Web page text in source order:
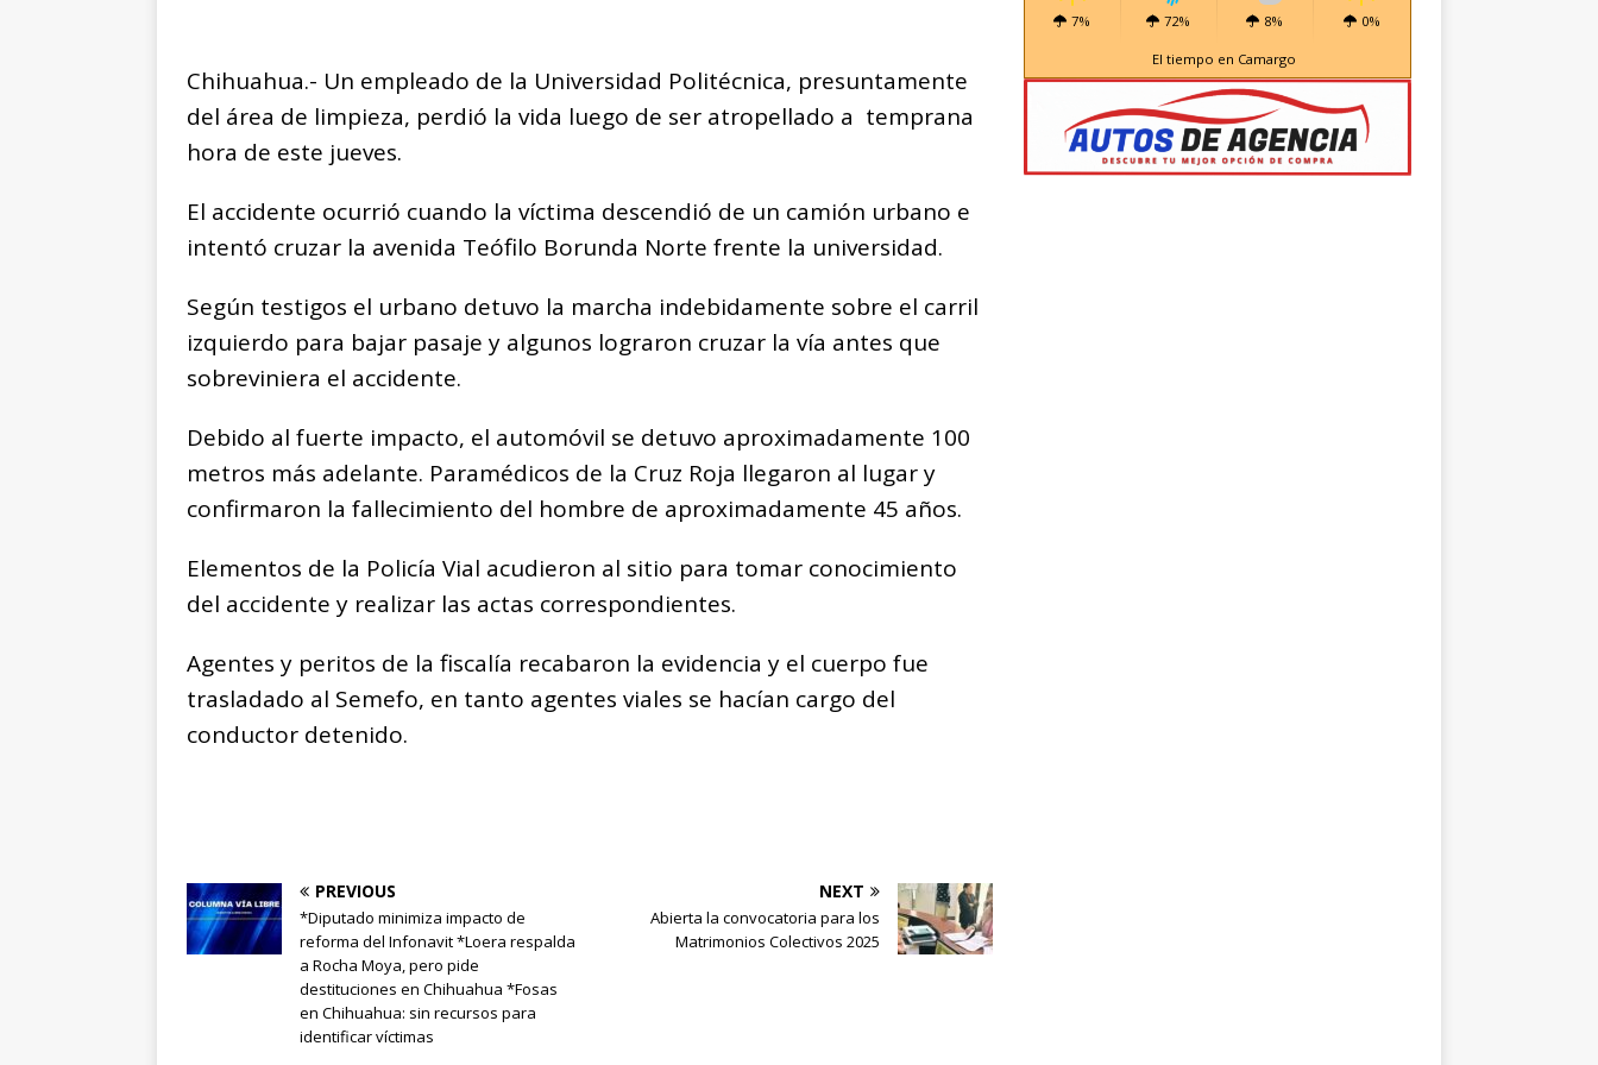
Chihuahua.- Un empleado de la Universidad Politécnica, presuntamente
del área de limpieza, perdió la vida luego de ser atropellado a temprana
hora de este jueves.
El accidente ocurrió cuando la víctima descendió de un camión urbano e
intentó cruzar la avenida Teófilo Borunda Norte frente la universidad.
Según testigos el urbano detuvo la marcha indebidamente sobre el carril
izquierdo para bajar pasaje y algunos lograron cruzar la vía antes que
sobreviniera el accidente.
Debido al fuerte impacto, el automóvil se detuvo aproximadamente 100
metros más adelante. Paramédicos de la Cruz Roja llegaron al lugar y
confirmaron la fallecimiento del hombre de aproximadamente 45 años.
Elementos de la Policía Vial acudieron al sitio para tomar conocimiento
del accidente y realizar las actas correspondientes.
Agentes y peritos de la fiscalía recabaron la evidencia y el cuerpo fue
trasladado al Semefo, en tanto agentes viales se hacían cargo del
conductor detenido.
PREVIOUS
*Diputado minimiza impacto de
reforma del Infonavit *Loera respalda
a Rocha Moya, pero pide
destituciones en Chihuahua *Fosas
en Chihuahua: sin recursos para
identificar víctimas
NEXT
Abierta la convocatoria para los
Matrimonios Colectivos 2025
7% 72% 8% 0%
El tiempo en Camargo